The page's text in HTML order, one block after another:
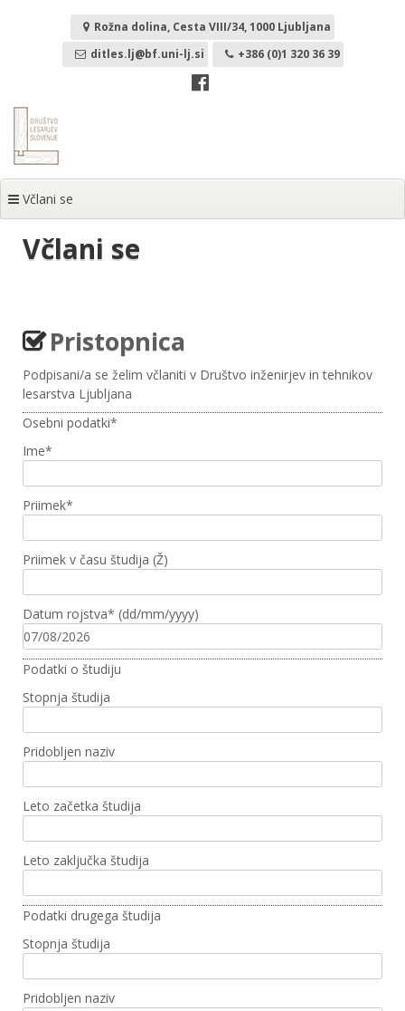
Rožna dolina, Cesta VIII/34, 1000 Ljubljana
ditles.lj@bf.uni-lj.si
+386 (0)1 320 36 39
Včlani se
Včlani se
Pristopnica
Podpisani/a se želim včlaniti v Društvo inženirjev in tehnikov
lesarstva Ljubljana
Osebni podatki*
Ime*
Priimek*
Priimek v času študija (Ž)
Datum rojstva* (dd/mm/yyyy)
Podatki o študiju
Stopnja študija
Pridobljen naziv
Leto začetka študija
Leto zaključka študija
Podatki drugega študija
Stopnja študija
Pridobljen naziv